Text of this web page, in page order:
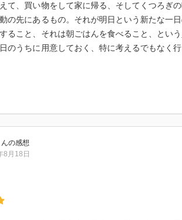
て、買い物をして家に帰る、そしてくつろぎ
の先にあるもの。それが明日という新たな一
ること、それは朝ごはんを食べること、とい
のうちに用意しておく、特に考えるでもなく
の世はいつ何が起こるかわかりません。世の
る可能性だってありえます。まあ、あまり悲
中には、冒頭の一文のような質問は意味不明
る』でしょうか？なんて、おかしな質問自体願
ります。
の感想
8月18日